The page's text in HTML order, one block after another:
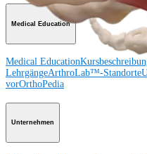
Medical Education
Medical Education
LehrgängeArthroLab™-Standorte
vorOrthoPedia
Unternehmen